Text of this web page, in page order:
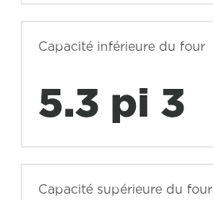
Capacité inférieure du four
5.3 pi 3
Capacité supérieure du four